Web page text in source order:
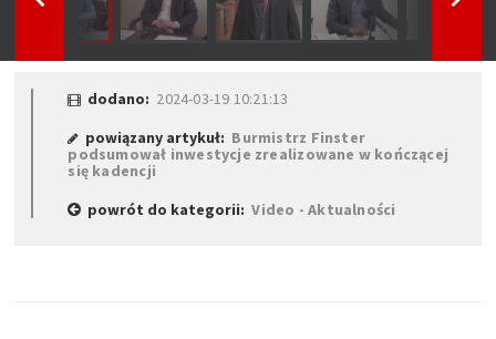
dodano: 2024-03-19 10:21:13
powiązany artykuł: Burmistrz Finster
podsumował inwestycje zrealizowane w kończącej
się kadencji
powrót do kategorii:Video - Aktualności